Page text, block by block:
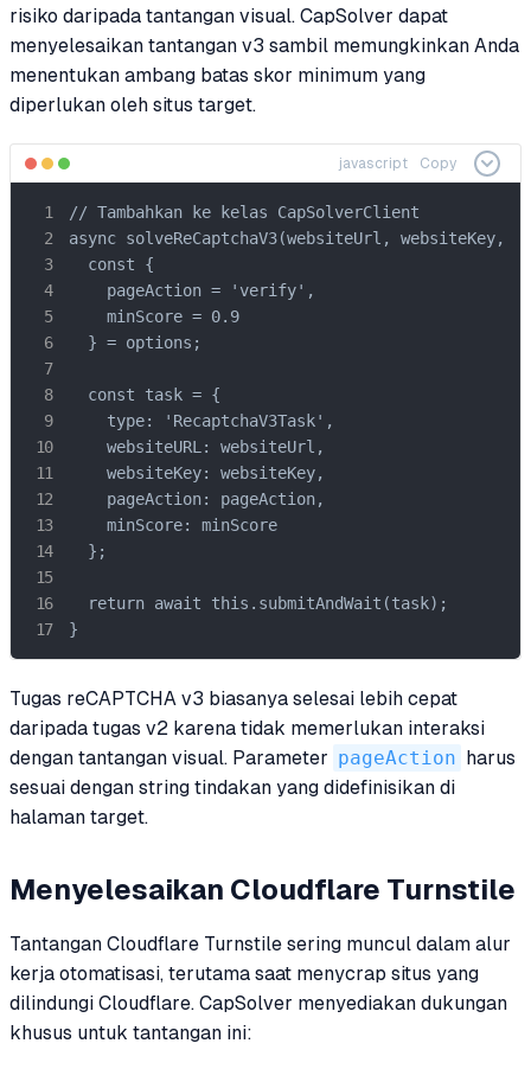
risiko daripada tantangan visual. CapSolver dapat
menyelesaikan tantangan v3 sambil memungkinkan Anda
menentukan ambang batas skor minimum yang
diperlukan oleh situs target.
javascript Copy
// Tambahkan ke kelas CapSolverClient
async solveReCaptchaV3(websiteUrl,
  const {
    pageAction = 'verify',
    minScore = 0.9
  } = options;
  const task = {
    type: 'RecaptchaV3Task',
    websiteURL: websiteUrl,
    websiteKey: websiteKey,
    pageAction: pageAction,
    minScore: minScore
  };
  return await this.submitAndWait(task);
}
Tugas reCAPTCHA v3 biasanya selesai lebih cepat
daripada tugas v2 karena tidak memerlukan interaksi
dengan tantangan visual. Parameter pageAction harus
sesuai dengan string tindakan yang didefinisikan di
halaman target.
Menyelesaikan Cloudflare Turnstile
Tantangan Cloudflare Turnstile sering muncul dalam alur
kerja otomatisasi, terutama saat menycrap situs yang
dilindungi Cloudflare. CapSolver menyediakan dukungan
khusus untuk tantangan ini: